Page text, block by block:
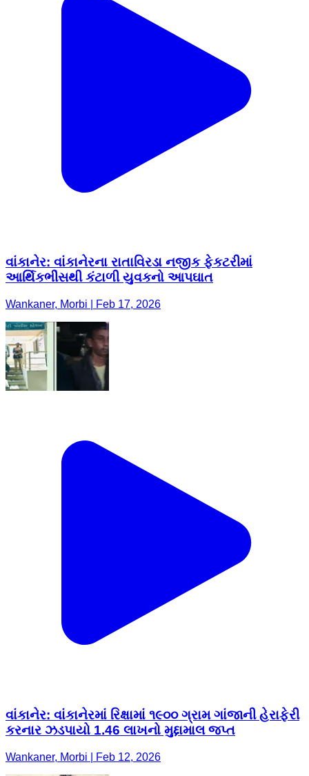
વાંકાનેર: વાંકાનેરના રાતાવિરડા નજીક ફેકટરીમાં
આર્થિકભીંસથી કંટાળી યુવકનો આપઘાત
Wankaner, Morbi | Feb 17, 2026
વાંકાનેર: વાંકાનેરમાં રિક્ષામાં ૧૯૦૦ ગ્રામ ગાંજાની હેરાફેરી
કરનાર ઝડપાયો 1.46 લાખનો મુદ્દામાલ જપ્ત
Wankaner, Morbi | Feb 12, 2026